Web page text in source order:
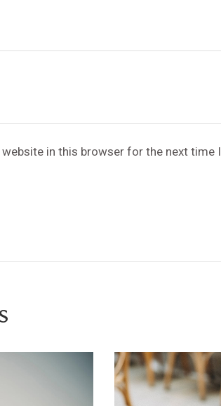
website in this browser for the next time